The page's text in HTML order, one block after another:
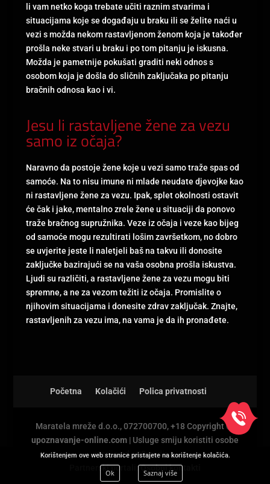
li vam netko koga trebate učiti raznim stvarima i
situacijama koje se događaju u braku ili se želite naći u
vezi s možda nekom rastavljenom ženom koja je također
prošla neke stvari u braku i po tom pitanju je iskusna.
Možda je pametnije pokušati graditi neki odnos s
osobom koja je došla do sličnih zaključaka po pitanju
bračnih odnosa kao i vi.
Jesu li rastavljene žene za vezu
samo iz očaja?
Naravno da postoje žene koje u vezi samo traže spas od
samoće. Na to nisu imune ni mlade neudate djevojke kao
ni rastavljene žene za vezu. Ipak, splet okolnosti ostavit
će čak i jake, mentalno zrele žene u situaciji da ponovo
traže bračnog supružnika. Veze iz očaja i veze kao bijeg
od samoće mogu rezultirati lošim završetkom, no dobro
se uvjerite jeste li naletjeli baš na takvu ili donosite
zaključke bazirajući se na vaša osobna prošla iskustva.
Ljudi su različiti, a rastavljene žene za vezu mogu biti
spremne, a ne za vezom težiti iz očaja. Promislite o
njihovim situacijama i donesite zdrav zaključak. Znajte,
rastavljenih za vezu ima, na vama je da ih pronađete.
Početna Kolačići Polica privatnosti
Maratela mreže d.o.o., 072700700, +18 Copyright Ⓒ
upoznavanje-online.com| Usluge smiju koristiti osobe
starije od +18 godina.
Partnerski portali:Osobni kontakti
Korištenjem ove web stranice pristajete na korištenje kolačića.
Ok Saznaj više